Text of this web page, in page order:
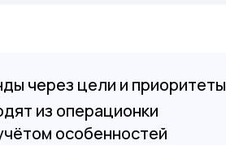
через цели и приоритеты
из операционки
особенностей